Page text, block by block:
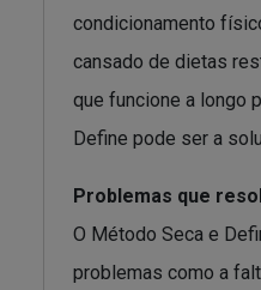
condicionamento
cansado de dietas
que funcione a longo
Define pode ser a
Problemas que
O Método Seca e
problemas como a